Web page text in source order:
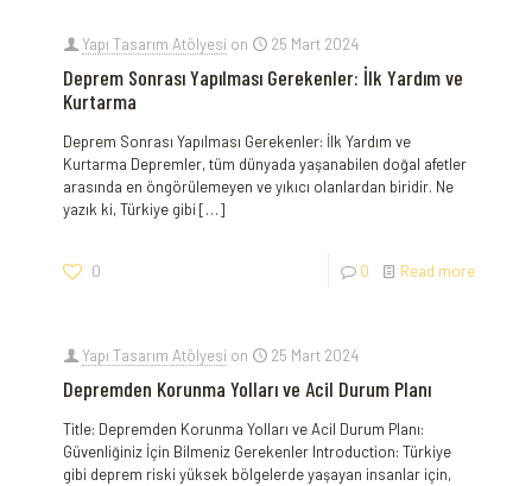
Yapı Tasarım Atölyesi on 25 Mart 2024
Deprem Sonrası Yapılması Gerekenler: İlk Yardım ve
Kurtarma
Deprem Sonrası Yapılması Gerekenler: İlk Yardım ve
Kurtarma Depremler, tüm dünyada yaşanabilen doğal afetler
arasında en öngörülemeyen ve yıkıcı olanlardan biridir. Ne
yazık ki, Türkiye gibi […]
0 0 Read more
Yapı Tasarım Atölyesi on 25 Mart 2024
Depremden Korunma Yolları ve Acil Durum Planı
Title: Depremden Korunma Yolları ve Acil‍ Durum Planı:
Güvenliğiniz İçin Bilmeniz Gerekenler Introduction: Türkiye
gibi deprem riski yüksek bölgelerde yaşayan insanlar için,